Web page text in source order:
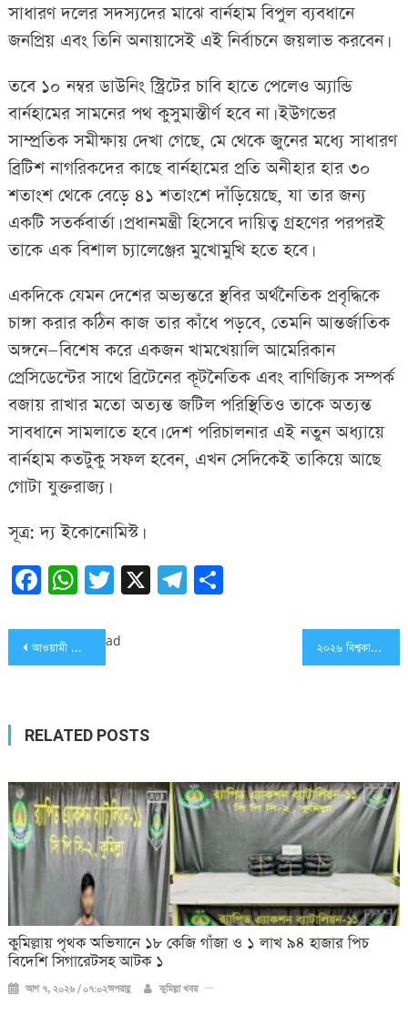
সাধারণ দলের সদস্যদের মাঝে বার্নহাম বিপুল ব্যবধানে
জনপ্রিয় এবং তিনি অনায়াসেই এই নির্বাচনে জয়লাভ করবেন।
তবে ১০ নম্বর ডাউনিং স্ট্রিটের চাবি হাতে পেলেও অ্যান্ডি
বার্নহামের সামনের পথ কুসুমাস্তীর্ণ হবে না। ইউগভের
সাম্প্রতিক সমীক্ষায় দেখা গেছে, মে থেকে জুনের মধ্যে সাধারণ
ব্রিটিশ নাগরিকদের কাছে বার্নহামের প্রতি অনীহার হার ৩০
শতাংশ থেকে বেড়ে ৪১ শতাংশে দাঁড়িয়েছে, যা তার জন্য
একটি সতর্কবার্তা। প্রধানমন্ত্রী হিসেবে দায়িত্ব গ্রহণের পরপরই
তাকে এক বিশাল চ্যালেঞ্জের মুখোমুখি হতে হবে।
একদিকে যেমন দেশের অভ্যন্তরে স্থবির অর্থনৈতিক প্রবৃদ্ধিকে
চাঙ্গা করার কঠিন কাজ তার কাঁধে পড়বে, তেমনি আন্তর্জাতিক
অঙ্গনে—বিশেষ করে একজন খামখেয়ালি আমেরিকান
প্রেসিডেন্টের সাথে ব্রিটেনের কূটনৈতিক এবং বাণিজ্যিক সম্পর্ক
বজায় রাখার মতো অত্যন্ত জটিল পরিস্থিতিও তাকে অত্যন্ত
সাবধানে সামলাতে হবে। দেশ পরিচালনার এই নতুন অধ্যায়ে
বার্নহাম কতটুকু সফল হবেন, এখন সেদিকেই তাকিয়ে আছে
গোটা যুক্তরাজ্য।
সূত্র: দ্য ইকোনোমিস্ট।
Facebook
WhatsApp
Twitter
X Telegram
Share
Post
আওয়ামী লীগের প্রতিষ্ঠাবার্ষিকী আজ ২০২৬ বিশ্বকাপ ফুটবল ফাইনালে উপস্থিত থাকবেন ডোনাল্ড ট্রাম্প
ad
RELATED POSTS
কুমিল্লায় পৃথক অভিযানে ১৮ কেজি গাঁজা ও ১ লাখ ৯৪ হাজার পিচ
বিদেশি সিগারেটসহ আটক ১
আগ ৭, ২০২৬ / ০৭:০২অপরাহ্ণ কুমিল্লা খবর